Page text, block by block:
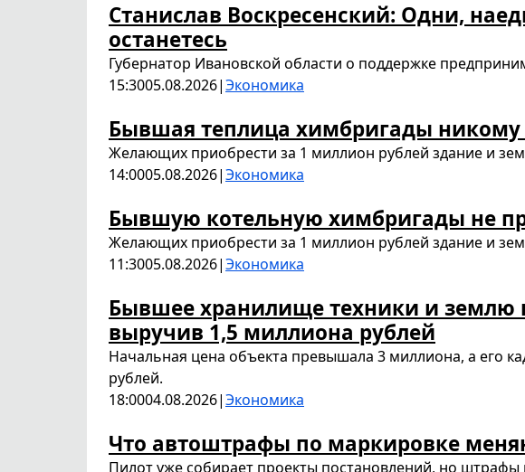
Станислав Воскресенский: Одни,
останетесь
Губернатор Ивановской области о поддержке
15:3005.08.2026|Экономика
Бывшая теплица химбригады
Желающих приобрести за 1 миллион рублей здание и
14:0005.08.2026|Экономика
Бывшую котельную химбригады не
Желающих приобрести за 1 миллион рублей здание и
11:3005.08.2026|Экономика
Бывшее хранилище техники и землю
выручив 1,5 миллиона рублей
Начальная цена объекта превышала 3 миллиона, а его
рублей.
18:0004.08.2026|Экономика
Что автоштрафы по маркировке
Пилот уже собирает проекты постановлений, но штрафы